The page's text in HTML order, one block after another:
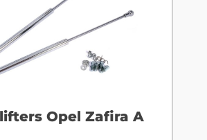
Opel Zafira A